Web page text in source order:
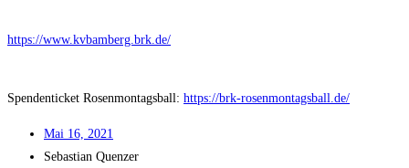
https://www.kvbamberg.brk.de/
Spen­den­ti­cket Rosen­mon­tags­ball: https://brk-rosenmontagsball.de/
Mai 16, 2021
Sebas­ti­an Quenzer